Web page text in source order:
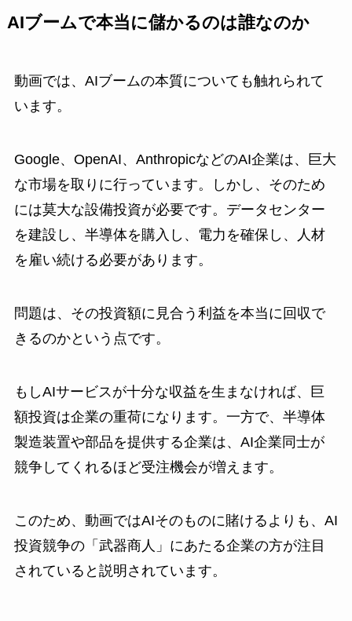
AIブームで本当に儲かるのは誰なのか
動画では、AIブームの本質についても触れられて
います。
Google、OpenAI、AnthropicなどのAI企業は、巨大
な市場を取りに行っています。しかし、そのため
には莫大な設備投資が必要です。データセンター
を建設し、半導体を購入し、電力を確保し、人材
を雇い続ける必要があります。
問題は、その投資額に見合う利益を本当に回収で
きるのかという点です。
もしAIサービスが十分な収益を生まなければ、巨
額投資は企業の重荷になります。一方で、半導体
製造装置や部品を提供する企業は、AI企業同士が
競争してくれるほど受注機会が増えます。
このため、動画ではAIそのものに賭けるよりも、AI
投資競争の「武器商人」にあたる企業の方が注目
されていると説明されています。